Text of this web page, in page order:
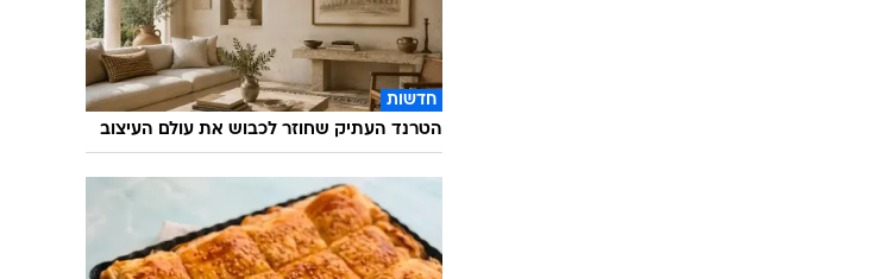
חדשות
הטרנד העתיק שחוזר לכבוש את עולם העיצוב